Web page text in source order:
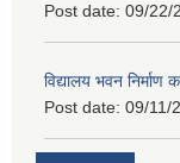
Post date: 09/22/
विद्यालय भवन निर्माण
Post date: 09/11/